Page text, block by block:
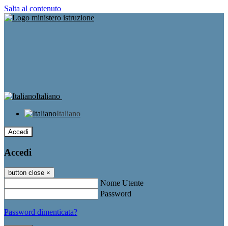
Salta al contenuto
Italiano
Italiano
Accedi
Accedi
button close ×
Nome Utente
Password
Password dimenticata?